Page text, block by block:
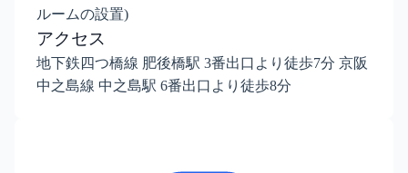
ルームの設置)
アクセス
地下鉄四つ橋線 肥後橋駅 3番出口より徒歩7分 京阪
中之島線 中之島駅 6番出口より徒歩8分